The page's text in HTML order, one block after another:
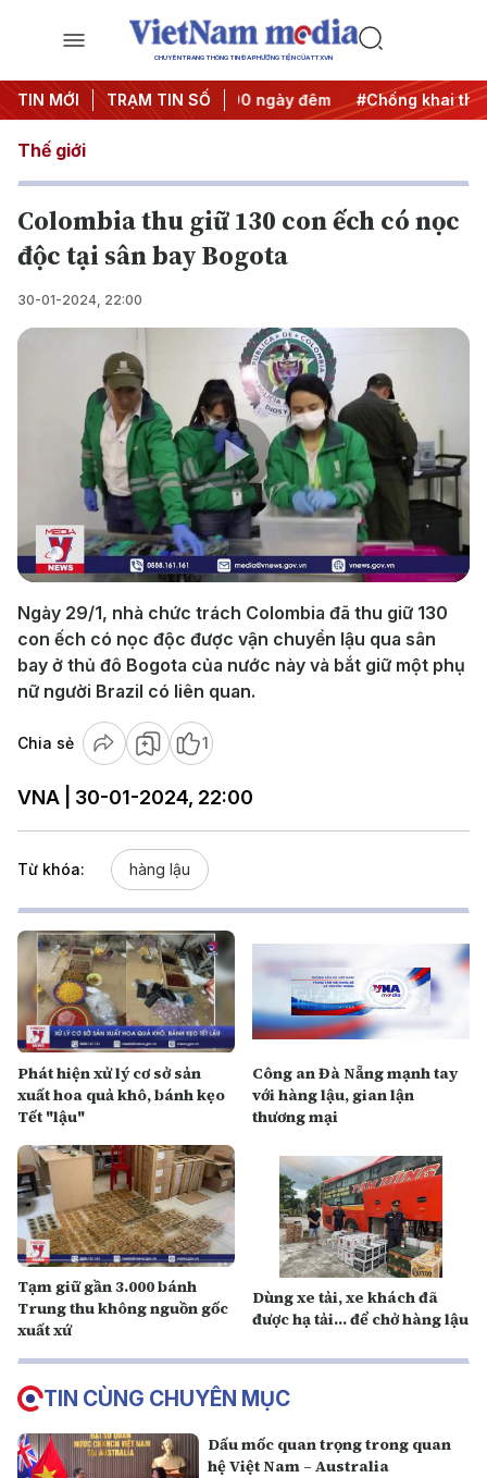
CHUYÊN TRANG THÔNG TIN ĐA PHƯƠNG TIỆN CỦA TTXVN
TIN MỚI TRẠM TIN SỐ
động #Chiến dịch 500 ngày đêm #Chống khai thác IUU
Thế giới
Colombia thu giữ 130 con ếch có nọc
độc tại sân bay Bogota
30-01-2024, 22:00
Play
Video
Ngày 29/1, nhà chức trách Colombia đã thu giữ 130
con ếch có nọc độc được vận chuyển lậu qua sân
bay ở thủ đô Bogota của nước này và bắt giữ một phụ
nữ người Brazil có liên quan.
Chia sẻ 1
VNA | 30-01-2024, 22:00
Từ khóa: hàng lậu
Phát hiện xử lý cơ sở sản
xuất hoa quả khô, bánh kẹo
Tết "lậu"
Công an Đà Nẵng mạnh tay
với hàng lậu, gian lận
thương mại
Tạm giữ gần 3.000 bánh
Trung thu không nguồn gốc
xuất xứ
Dùng xe tải, xe khách đã
được hạ tải... để chở hàng lậu
TIN CÙNG CHUYÊN MỤC
Dấu mốc quan trọng trong quan
hệ Việt Nam – Australia